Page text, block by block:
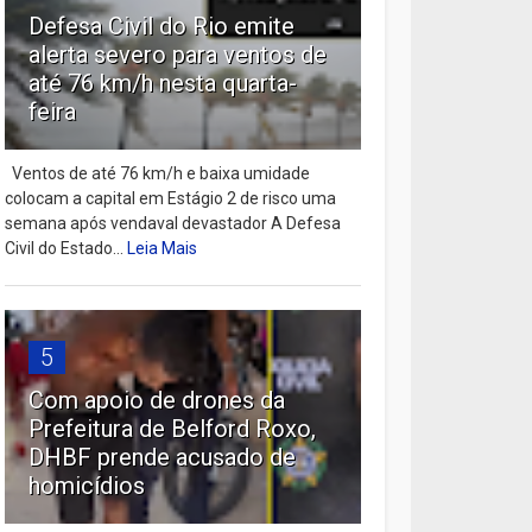
Defesa Civil do Rio emite
alerta severo para ventos de
até 76 km/h nesta quarta-
feira
Ventos de até 76 km/h e baixa umidade
colocam a capital em Estágio 2 de risco uma
semana após vendaval devastador A Defesa
Civil do Estado...Leia Mais
5
Com apoio de drones da
Prefeitura de Belford Roxo,
DHBF prende acusado de
homicídios